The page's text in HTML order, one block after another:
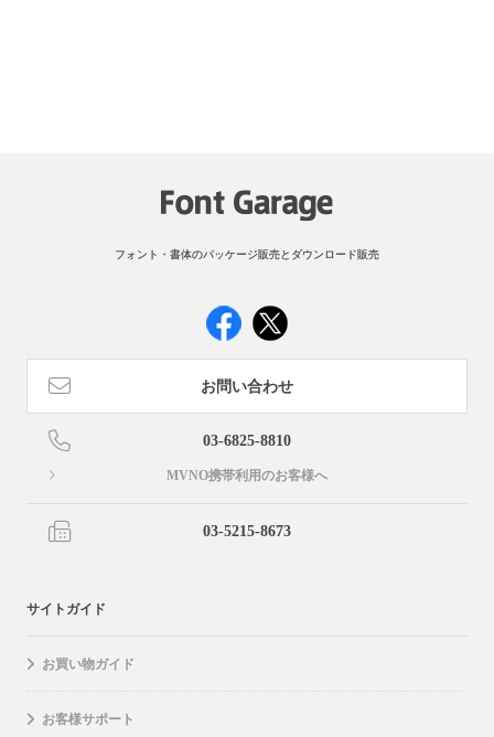
フォント・書体のパッケージ販売とダウンロード販売
お問い合わせ
03-6825-8810
MVNO携帯利用のお客様へ
03-5215-8673
サイトガイド
お買い物ガイド
お客様サポート